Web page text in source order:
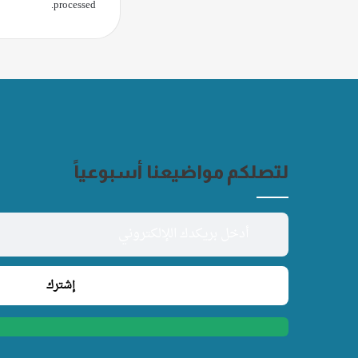
processed
.
لتصلكم مواضيعنا أسبوعياً